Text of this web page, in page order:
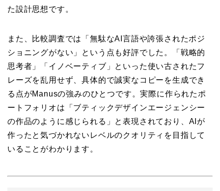
た設計思想です。
また、比較調査では「無駄なAI言語や誇張されたポジ
ショニングがない」という点も好評でした。「戦略的
思考者」「イノベーティブ」といった使い古されたフ
レーズを乱用せず、具体的で誠実なコピーを生成でき
る点がManusの強みのひとつです。実際に作られたポ
ートフォリオは「ブティックデザインエージェンシー
の作品のように感じられる」と表現されており、AIが
作ったと気づかれないレベルのクオリティを目指して
いることがわかります。